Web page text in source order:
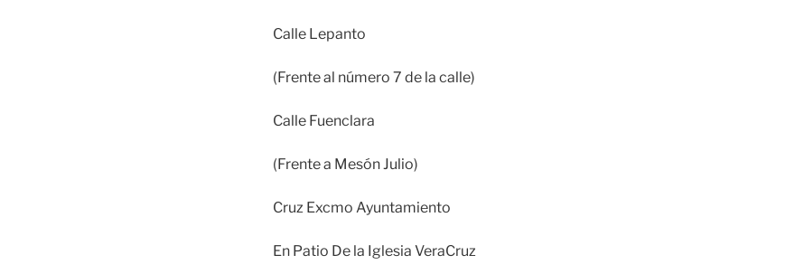
Calle Lepanto
(Frente al número 7 de la calle)
Calle Fuenclara
(Frente a Mesón Julio)
Cruz Excmo Ayuntamiento
En Patio De la Iglesia VeraCruz